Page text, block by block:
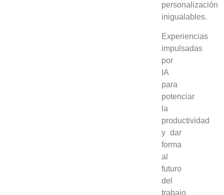
personalización
inigualables.
Experiencias
impulsadas
por
IA
para
potenciar
la
productividad
y dar
forma
al
futuro
del
trabajo